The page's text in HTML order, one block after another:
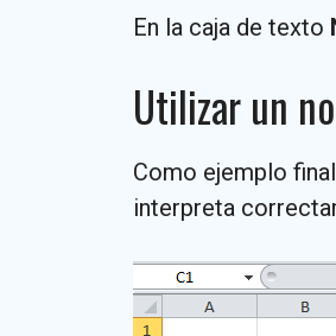
En la caja de texto
Utilizar un
Como ejemplo
interpreta